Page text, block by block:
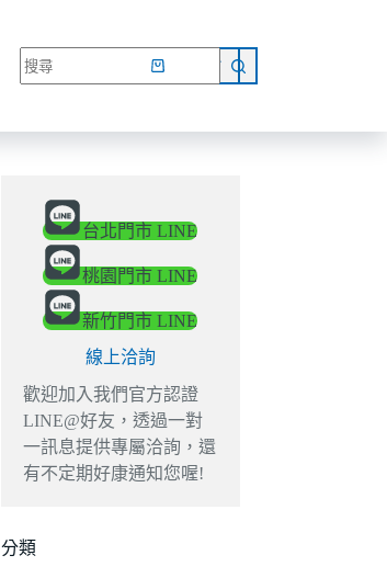
網路商店
台北門市 LINE
桃園門市 LINE
新竹門市 LINE
線上洽詢
歡迎加入我們官方認證
LINE@好友，透過一對
一訊息提供專屬洽詢，還
有不定期好康通知您喔!
分類